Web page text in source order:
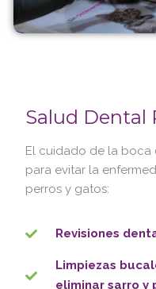
Salud Dental
El cuidado de la boca
para evitar la
perros y gatos:
Revisiones
Limpiezas
eliminar sarro y